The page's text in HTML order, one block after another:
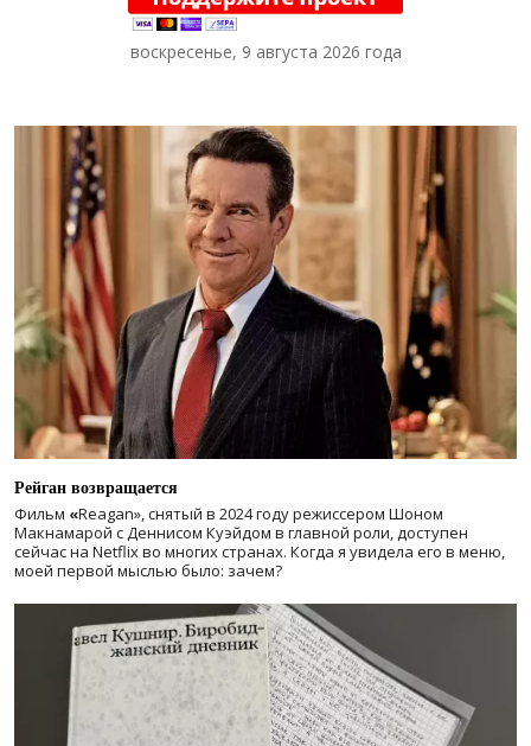
воскресенье, 9 августа 2026 года
Рейган возвращается
Фильм «Reagan», снятый в 2024 годурежиссером Шоном
Макнамарой с Деннисом Куэйдом в главной роли, доступен
сейчас на Netflix во многих странах. Когда я увидела его в меню,
моей первой мыслью было: зачем?